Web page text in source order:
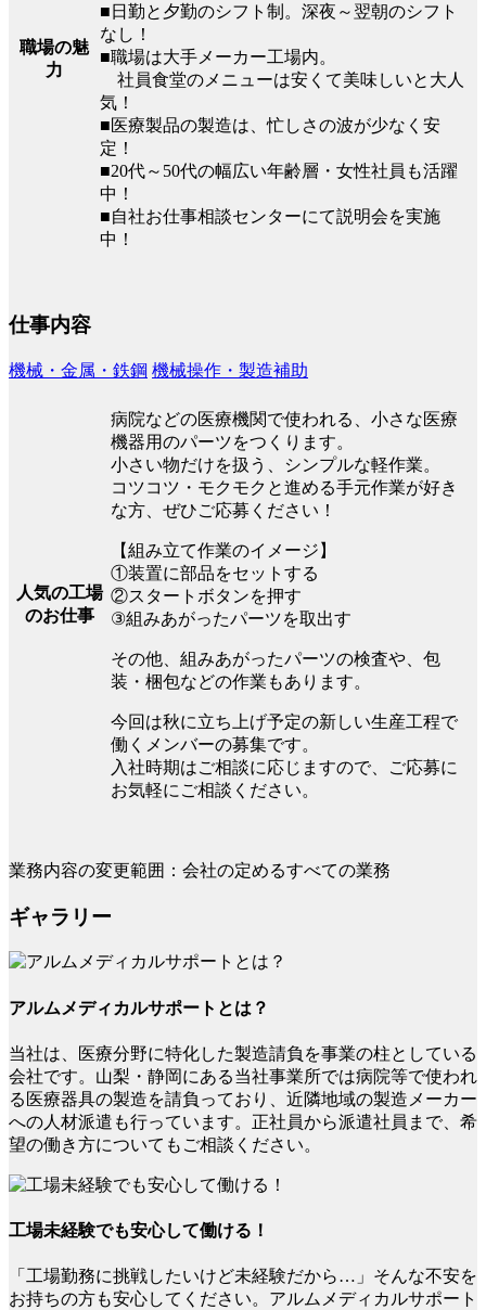
職場の魅
力
■日勤と夕勤のシフト制。深夜～翌朝のシフト
なし！
■職場は大手メーカー工場内。
社員食堂のメニューは安くて美味しいと大人
気！
■医療製品の製造は、忙しさの波が少なく安
定！
■20代～50代の幅広い年齢層・女性社員も活躍
中！
■自社お仕事相談センターにて説明会を実施
中！
仕事内容
機械・金属・鉄鋼 機械操作・製造補助
人気の工場
のお仕事
病院などの医療機関で使われる、小さな医療
機器用のパーツをつくります。
小さい物だけを扱う、シンプルな軽作業。
コツコツ・モクモクと進める手元作業が好き
な方、ぜひご応募ください！
【組み立て作業のイメージ】
①装置に部品をセットする
②スタートボタンを押す
③組みあがったパーツを取出す
その他、組みあがったパーツの検査や、包
装・梱包などの作業もあります。
今回は秋に立ち上げ予定の新しい生産工程で
働くメンバーの募集です。
入社時期はご相談に応じますので、ご応募に
お気軽にご相談ください。
業務内容の変更範囲：会社の定めるすべての業務
ギャラリー
アルムメディカルサポートとは？
当社は、医療分野に特化した製造請負を事業の柱としている
会社です。山梨・静岡にある当社事業所では病院等で使われ
る医療器具の製造を請負っており、近隣地域の製造メーカー
への人材派遣も行っています。正社員から派遣社員まで、希
望の働き方についてもご相談ください。
工場未経験でも安心して働ける！
「工場勤務に挑戦したいけど未経験だから…」そんな不安を
お持ちの方も安心してください。アルムメディカルサポート